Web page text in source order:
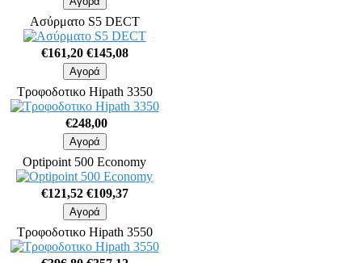
Ασύρματο S5 DECT
€161,20 €145,08
Τροφοδοτικο Hipath 3350
€248,00
Optipoint 500 Economy
€121,52 €109,37
Τροφοδοτικο Hipath 3550